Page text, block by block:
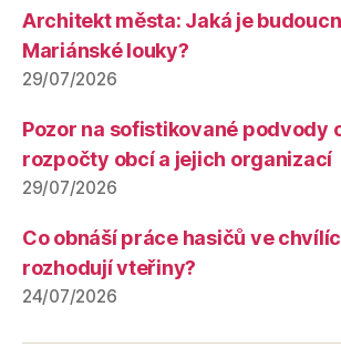
Architekt města: Jaká je
Mariánské louky?
29/07/2026
Pozor na sofistikované podvody
rozpočty obcí a jejich organizací
29/07/2026
Co obnáší práce hasičů ve
rozhodují vteřiny?
24/07/2026